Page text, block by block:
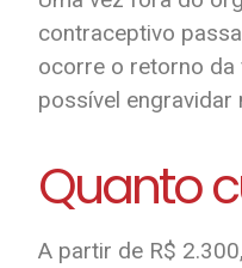
contraceptivo
ocorre o retorno
possível engravidar
Quanto
A partir de R$